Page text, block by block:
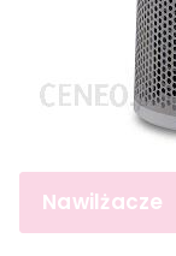
Nawilżacze